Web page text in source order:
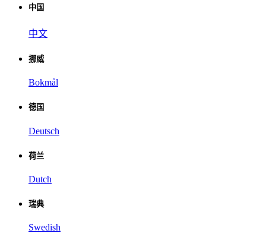
中国
中文
挪威
Bokmål
德国
Deutsch
荷兰
Dutch
瑞典
Swedish